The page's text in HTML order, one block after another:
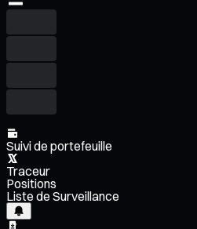
Suivi de portefeuille
Traceur
Positions
Liste de Surveillance